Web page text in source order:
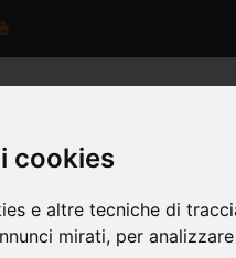
cookies
e altre tecniche di
mirati, per